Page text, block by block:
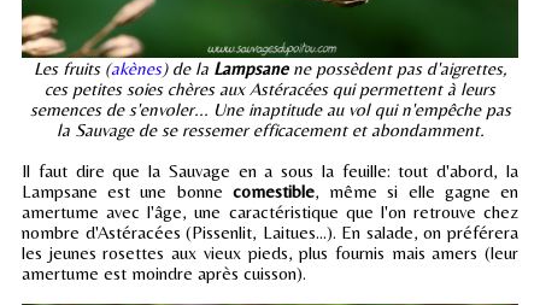
Les fruits (akènes) de la Lampsanene possèdent pas d'aigrettes,
ces petites soies chères aux Astéracées qui permettent à leurs
semences de s'envoler... Une inaptitude au vol qui n'empêche pas
la Sauvage de se ressemer efficacement et abondamment.
Il faut dire que la Sauvage en a sous la feuille: tout d'abord, la
Lampsane est une bonne comestible, même si elle gagne en
amertume avec l'âge, une caractéristique que l'on retrouve chez
nombre d'Astéracées (Pissenlit, Laitues...). En salade, on préférera
les jeunes rosettes aux vieux pieds, plus fournis mais amers (leur
amertume est moindre après cuisson).